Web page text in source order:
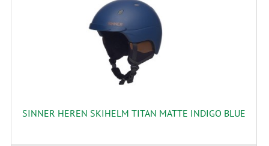
SINNER HEREN SKIHELM TITAN MATTE INDIGO BLUE